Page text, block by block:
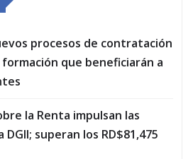
procesos de contratación
que beneficiarán a
la Renta impulsan las
superan los RD$81,475